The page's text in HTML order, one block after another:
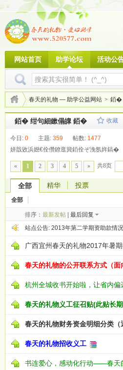
网站首页 助学论坛 活动公
春天的礼物 — 助学公益网站 > 銆�
銆� 绀句細鏉傝皥 銆� 收藏
今日: 0 主题: 359 帖数: 1477
姘戠敓浜嬨€佺儹鐐逛簨銆佺ぞ浼氬姩鎬�
« 1 2 3 4 5 » 共8页
全部 精华 投票
全部
排序： 最新发帖
最后回复
站点公告: 2013年第二学期资助款情
广西宜州春天的礼物2017年暑
春天的礼物的公开联系方式（面
杭州全城收书开始啦，让省内偏
春天的礼物义工征召贴(此贴长
春天的礼物财务资金明细分类（
春天的礼物招收义工
书连爱心，感动化行动——春天